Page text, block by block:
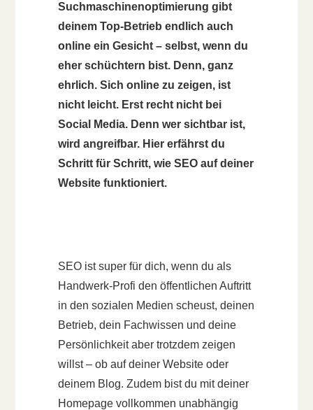
Suchmaschinenoptimierung gibt
deinem Top-Betrieb endlich auch
online ein Gesicht – selbst, wenn du
eher schüchtern bist. Denn, ganz
ehrlich. Sich online zu zeigen, ist
nicht leicht. Erst recht nicht bei
Social Media. Denn wer sichtbar ist,
wird angreifbar. Hier erfährst du
Schritt für Schritt, wie SEO auf deiner
Website funktioniert.
SEO ist super für dich, wenn du als
Handwerk-Profi den öffentlichen Auftritt
in den sozialen Medien scheust, deinen
Betrieb, dein Fachwissen und deine
Persönlichkeit aber trotzdem zeigen
willst – ob auf deiner Website oder
deinem Blog. Zudem bist du mit deiner
Homepage vollkommen unabhängig